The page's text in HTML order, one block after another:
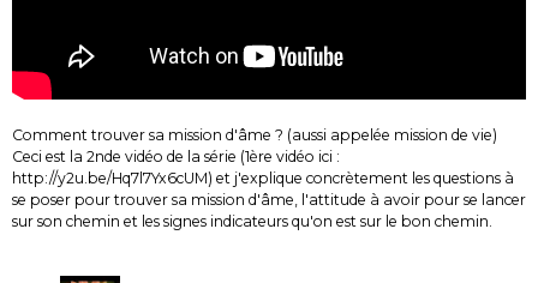
Comment trouver sa mission d'âme ? (aussi appelée mission de vie)
Ceci est la 2nde vidéo de la série (1ère vidéo ici :
http://y2u.be/Hq7l7Yx6cUM) et j'explique concrètement les questions à
se poser pour trouver sa mission d'âme, l'attitude à avoir pour se lancer
sur son chemin et les signes indicateurs qu'on est sur le bon chemin.